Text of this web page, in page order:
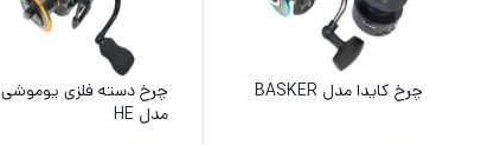
چرخ کایدا مدل BASKER
چرخ دسته فلزی یوموشی
مدل HE